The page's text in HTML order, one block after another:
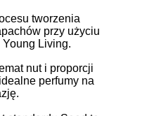
tworzenia
przy użyciu
Living.
nut i proporcji
perfumy na